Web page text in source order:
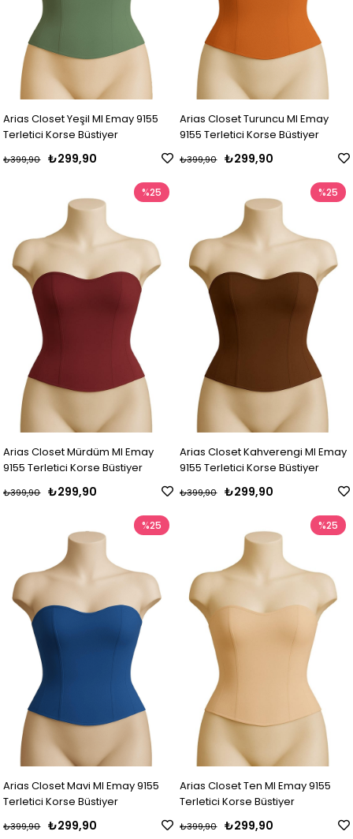
Arias Closet Yeşil MI Emay 9155
Terletici Korse Büstiyer
₺299,90
₺399,90
Arias Closet Turuncu MI Emay
9155 Terletici Korse Büstiyer
₺299,90
₺399,90
Arias Closet Mürdüm MI Emay
9155 Terletici Korse Büstiyer
₺299,90
₺399,90
%25
Arias Closet Kahverengi MI Emay
9155 Terletici Korse Büstiyer
₺299,90
₺399,90
%25
Arias Closet Mavi MI Emay 9155
Terletici Korse Büstiyer
₺299,90
₺399,90
%25
Arias Closet Ten MI Emay 9155
Terletici Korse Büstiyer
₺299,90
₺399,90
%25